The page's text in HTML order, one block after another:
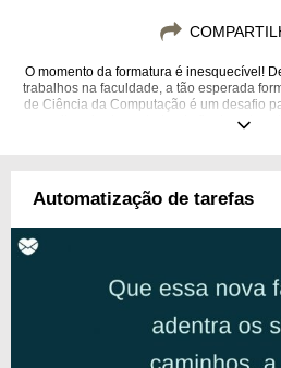
O momento da formatura é inesquecível!
trabalhos na faculdade, a tão esperada
de Ciência da Computação é um desafio
as noites viradas estudando finalmente
de congratulações pela
Automatização de tarefas